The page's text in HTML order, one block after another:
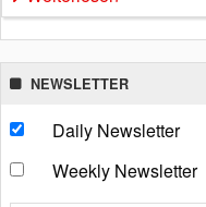
NEWSLETTER
Daily Newsletter
Weekly Newsletter